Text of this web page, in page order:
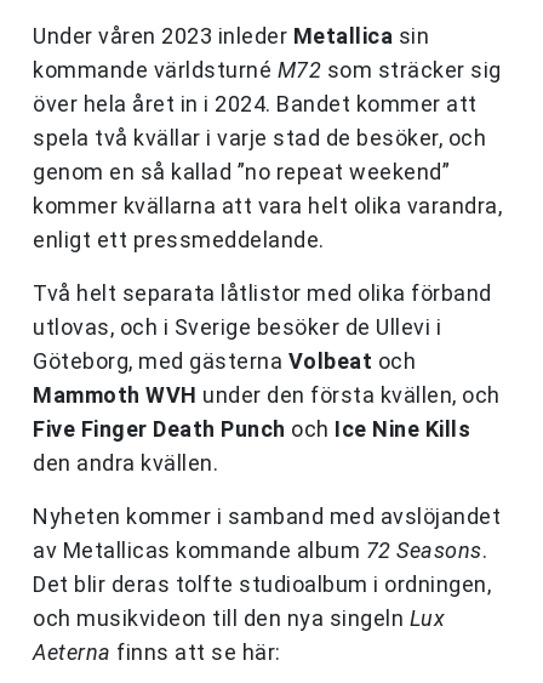
Under våren 2023 inleder Metallica sin
kommande världsturné M72 som sträcker sig
över hela året in i 2024. Bandet kommer att
spela två kvällar i varje stad de besöker, och
genom en så kallad ”no repeat weekend”
kommer kvällarna att vara helt olika varandra,
enligt ett pressmeddelande.
Två helt separata låtlistor med olika förband
utlovas, och i Sverige besöker de Ullevi i
Göteborg, med gästerna Volbeat och
Mammoth WVH under den första kvällen, och
Five Finger Death Punch och Ice Nine Kills
den andra kvällen.
Nyheten kommer i samband med avslöjandet
av Metallicas kommande album 72 Seasons.
Det blir deras tolfte studioalbum i ordningen,
och musikvideon till den nya singeln Lux
Aeterna finns att se här: